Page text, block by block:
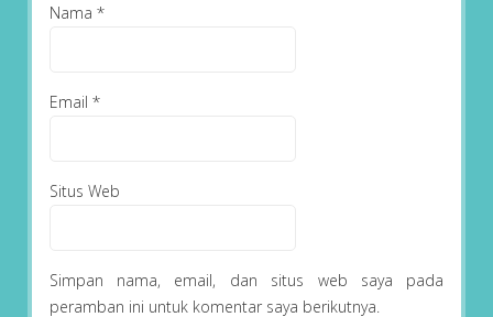
Nama *
Email *
Situs Web
Simpan nama, email, dan situs web saya pada
peramban ini untuk komentar saya berikutnya.